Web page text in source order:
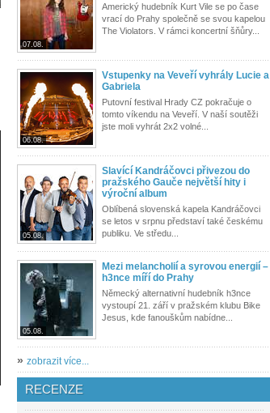
07.08.
Americký hudebník Kurt Vile se po čase
vrací do Prahy společně se svou kapelou
The Violators. V rámci koncertní šňůry...
06.08.
Vstupenky na Veveří vyhrály Lucie a
Gabriela
Putovní festival Hrady CZ pokračuje o
tomto víkendu na Veveří. V naší soutěži
jste moli vyhrát 2x2 volné...
05.08.
Slavící Kandráčovci přivezou do
pražského Gauče největší hity i
výroční album
Oblíbená slovenská kapela Kandráčovci
se letos v srpnu představí také českému
publiku. Ve středu...
05.08.
Mezi melancholií a syrovou energií –
h3nce míří do Prahy
Německý alternativní hudebník h3nce
vystoupí 21. září v pražském klubu Bike
Jesus, kde fanouškům nabídne...
» zobrazit více...
RECENZE